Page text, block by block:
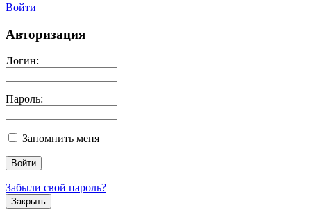
Войти
Авторизация
Логин:
Пароль:
Запомнить меня
Забыли свой пароль?
Закрыть